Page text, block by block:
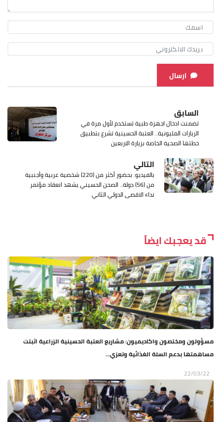
ارسال
السابق
تضمنت ادخال اجهزة طبية تستخدم لأول مرة في
الزيارات المليونية.. العتبة الحسينية تشرع بتطبيق
خطتها الصحية الخاصة بزيارة الاربعين
التالي
بالفيديو: بحضور أكثر من (220) شخصية عربية وأجنبية
من (56) دولة.. الصحن الحسيني يشهد انعقاد مؤتمر
نداء الاقصى الدولي الثاني
قد يعجبك ايضاً
مسؤولون ومختصون واكاديميون: مشاريع العتبة الحسينية الزراعية اثبتت
مساهمتها بدعم السلة الغذائية وتعزي...
22/03/22